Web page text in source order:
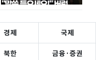
경제 국제
북한 금융·증권